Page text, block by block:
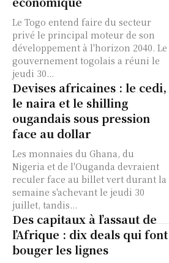
Le Togo entend faire du secteur
privé le principal moteur de son
développement à l'horizon 2040. Le
gouvernement togolais a réuni le
jeudi 30...
Devises africaines : le cedi,
le naira et le shilling
ougandais sous pression
face au dollar
Les monnaies du Ghana, du
Nigeria et de l'Ouganda devraient
reculer face au billet vert durant la
semaine s'achevant le jeudi 30
juillet, tandis...
Des capitaux à l’assaut de
l’Afrique : dix deals qui font
bouger les lignes